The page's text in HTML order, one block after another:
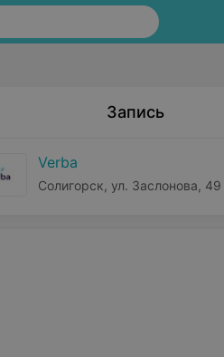
Запись
Verba
Солигорск, ул. Заслонова, 49